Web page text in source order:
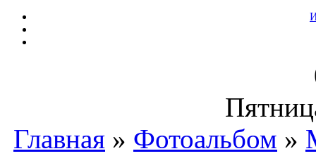
Главная » Фотоальбом »